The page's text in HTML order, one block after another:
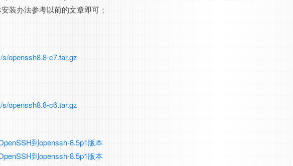
装办法参考以前的文章即可；
openssh8.8-c7.tar.gz
openssh8.8-c6.tar.gz
到openssh-8.5p1版本
到openssh-8.5p1版本